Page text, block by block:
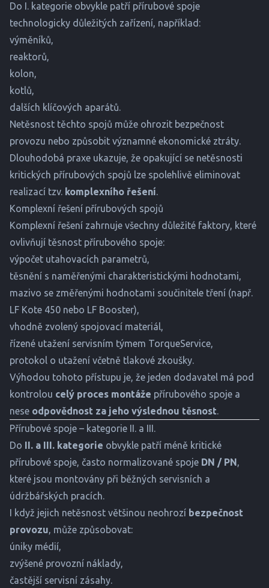
Do I. kategorie obvykle patří přírubové spoje
technologicky důležitých zařízení, například:
výměníků,
reaktorů,
kolon,
kotlů,
dalších klíčových aparátů.
Netěsnost těchto spojů může ohrozit bezpečnost
provozu nebo způsobit významné ekonomické ztráty.
Dlouhodobá praxe ukazuje, že opakující se netěsnosti
kritických přírubových spojů lze spolehlivě eliminovat
realizací tzv. komplexního řešení.
Komplexní řešení přírubových spojů
Komplexní řešení zahrnuje všechny důležité faktory, které
ovlivňují těsnost přírubového spoje:
výpočet utahovacích parametrů,
těsnění s naměřenými charakteristickými hodnotami,
mazivo se změřenými hodnotami součinitele tření (např.
LF Kote 450 nebo LF Booster),
vhodně zvolený spojovací materiál,
řízené utažení servisním týmem TorqueService,
protokol o utažení včetně tlakové zkoušky.
Výhodou tohoto přístupu je, že jeden dodavatel má pod
kontrolou celý proces montáže přírubového spoje a
nese odpovědnost za jeho výslednou těsnost.
Přírubové spoje – kategorie II. a III.
Do
II. a III. kategorie obvykle patří méně kritické
přírubové spoje, často normalizované spoje DN / PN ,
které jsou montovány při běžných servisních a
údržbářských pracích.
I když jejich netěsnost většinou neohrozí bezpečnost
provozu, může způsobovat:
úniky médií,
zvýšené provozní náklady,
častější servisní zásahy.